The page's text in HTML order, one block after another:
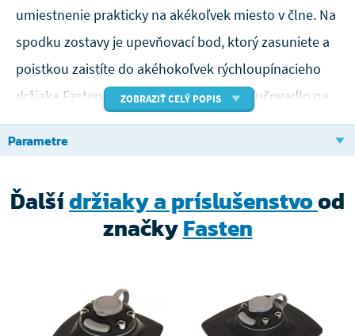
umiestnenie prakticky na akékoľvek miesto v člne. Na
spodku zostavy je upevňovací bod, ktorý zasuniete a
poistkou zaistíte do akéhokoľvek rýchloupínacieho
držiaka Fasten. Na opačnom konci je skľučovadlo na
upevnenie Go Pre kamery alebo iného podobného
zariadenia.
ZOBRAZIŤ CELÝ POPIS
Parametre
Ďalšídržiaky a príslušenstvood
značkyFasten